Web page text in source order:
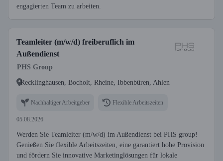
engagierten Team zu arbeiten.
Teamleiter (m/w/d) freiberuflich im
Außendienst
PHS Group
Recklinghausen, Bocholt, Rheine, Ibbenbüren, Ahlen
Nachhaltiger Arbeitgeber Flexible Arbeitszeiten
05.08.2026
Werden Sie Teamleiter (m/w/d) im Außendienst bei PHS group!
Genießen Sie flexible Arbeitszeiten, eine garantiert hohe Provision
und fördern Sie innovative Marketinglösungen für lokale